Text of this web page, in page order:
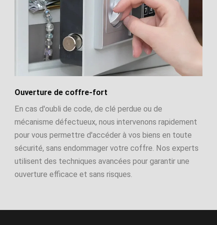
Ouverture de coffre-fort
En cas d'oubli de code, de clé perdue ou de
mécanisme défectueux, nous intervenons rapidement
pour vous permettre d'accéder à vos biens en toute
sécurité, sans endommager votre coffre. Nos experts
utilisent des techniques avancées pour garantir une
ouverture efficace et sans risques.